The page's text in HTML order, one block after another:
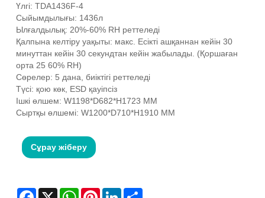
Үлгі: TDA1436F-4
Сыйымдылығы: 1436л
Ылғалдылық: 20%-60% RH реттеледі
Қалпына келтіру уақыты: макс. Есікті ашқаннан кейін 30
минуттан кейін 30 секундтан кейін жабылады. (Қоршаған
орта 25 60% RH)
Сөрелер: 5 дана, биіктігі реттеледі
Түсі: қою көк, ESD қауіпсіз
Ішкі өлшем: W1198*D682*H1723 MM
Сыртқы өлшемі: W1200*D710*H1910 MM
Сұрау жіберу
Facebook
X WhatsAppPinterestLinkedIn